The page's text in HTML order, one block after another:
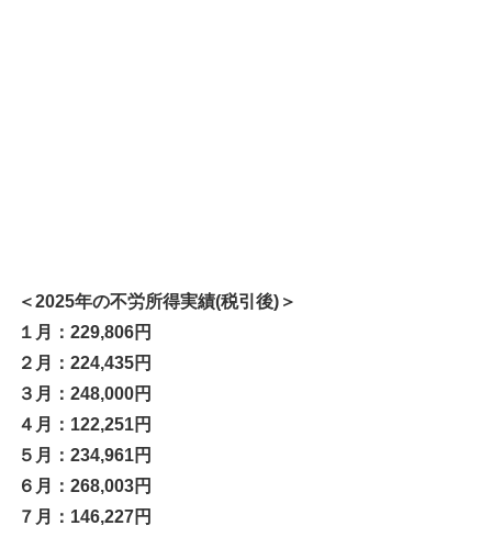
＜2025年の不労所得実績(税引後)＞
１月：229,806円
２月：224,435円
３月：248,000円
４月：122,251円
５月：234,961円
６月：268,003円
７月：146,227円